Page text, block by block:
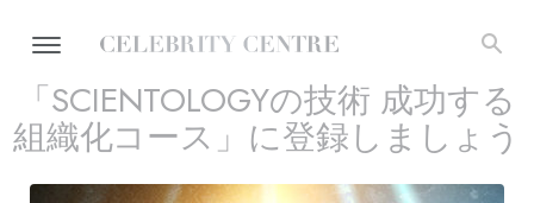
「SCIENTOLOGYの技術 成功する
組織化コース」に登録しましょう